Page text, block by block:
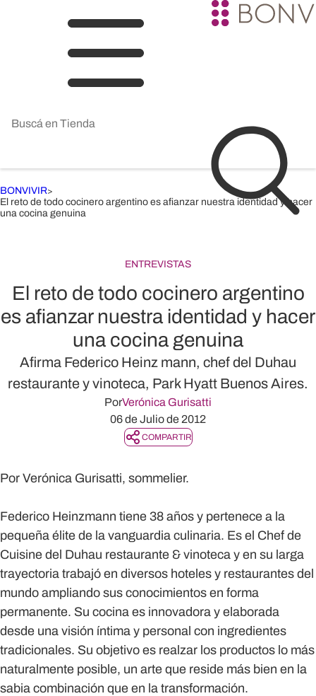
BONVIVIR>
El reto de todo cocinero argentino es afianzar nuestra identidad y hacer
una cocina genuina
ENTREVISTAS
El reto de todo cocinero argentino
es afianzar nuestra identidad y hacer
una cocina genuina
Afirma Federico Heinz mann, chef del Duhau
restaurante y vinoteca, Park Hyatt Buenos Aires.
PorVerónica Gurisatti
06 de Julio de 2012
COMPARTIR
Por Verónica Gurisatti, sommelier.
Federico Heinzmann tiene 38 años y pertenece a la
pequeña élite de la vanguardia culinaria. Es el Chef de
Cuisine del Duhau restaurante & vinoteca y en su larga
trayectoria trabajó en diversos hoteles y restaurantes del
mundo ampliando sus conocimientos en forma
permanente. Su cocina es innovadora y elaborada
desde una visión íntima y personal con ingredientes
tradicionales. Su objetivo es realzar los productos lo más
naturalmente posible, un arte que reside más bien en la
sabia combinación que en la transformación.